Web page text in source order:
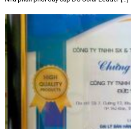
tróc thường gặp ở các loại vòng
Ứng dụng thực tế của
Vòng đèn Spot tròn xoay
Round Black phù hợp với đa
nhờ tính linh hoạt cao:
Chiếu sáng căn hộ, biệt thự:
khách để chiếu rọi các bức
phòng ngủ để tạo ánh sáng